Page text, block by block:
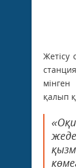
Жетісу
қалып